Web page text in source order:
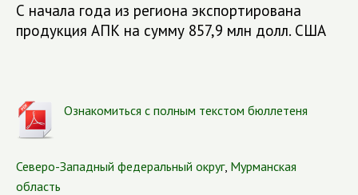
С начала года из региона экспортирована
продукция АПК на сумму 857,9 млн долл. США
Ознакомиться с полным текстом бюллетеня
Северо-Западный федеральный округ, Мурманская
область